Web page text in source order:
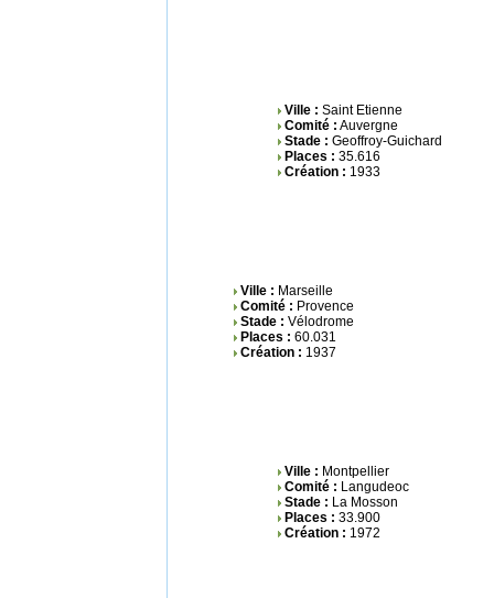
Ville : Saint Etienne
Comité : Auvergne
Stade : Geoffroy-Guichard
Places : 35.616
Création : 1933
Ville : Marseille
Comité : Provence
Stade : Vélodrome
Places : 60.031
Création : 1937
Ville : Montpellier
Comité : Langudeoc
Stade : La Mosson
Places : 33.900
Création : 1972